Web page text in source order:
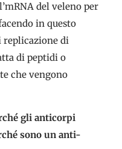
del veleno per
in questo
replicazione di
di peptidi o
che vengono
gli anticorpi
sono un anti-